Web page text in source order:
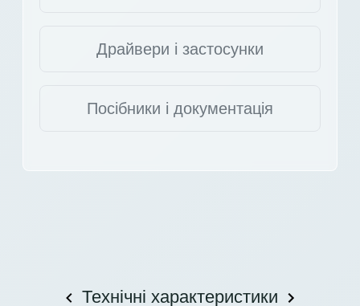
Драйвери і застосунки
Посібники і документація
Технічні характеристики